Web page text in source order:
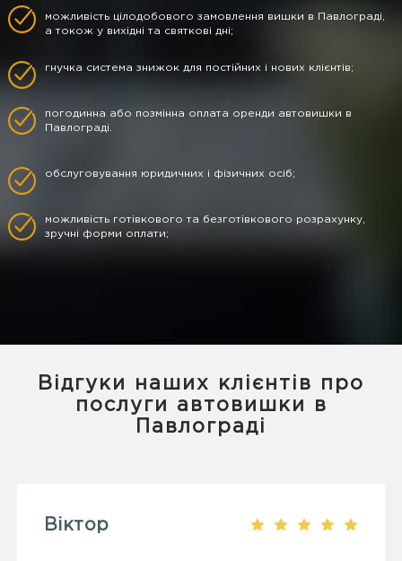
можливість цілодобового замовлення вишки в Павлограді,
а токож у вихідні та святкові дні;
гнучка система знижок для постійних і нових клієнтів;
погодинна або позмінна оплата оренди автовишки в
Павлограді.
обслуговування юридичних і фізичних осіб;
можливість готівкового та безготівкового розрахунку,
зручні форми оплати;
Відгуки наших клієнтів про
послуги автовишки в
Павлограді
Віктор